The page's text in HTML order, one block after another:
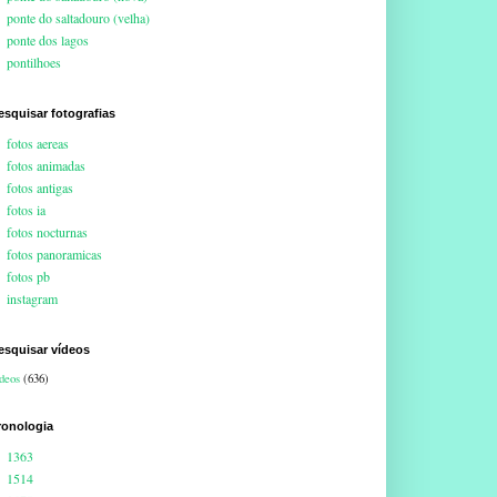
ponte do saltadouro (velha)
ponte dos lagos
pontilhoes
fotografias
fotos aereas
fotos animadas
fotos antigas
fotos ia
fotos nocturnas
fotos panoramicas
fotos pb
instagram
vídeos
(636)
1363
1514